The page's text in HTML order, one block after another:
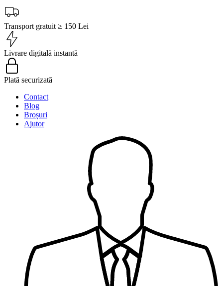
Transport gratuit ≥ 150 Lei
Livrare digitală instantă
Plată securizată
Contact
Blog
Broșuri
Ajutor